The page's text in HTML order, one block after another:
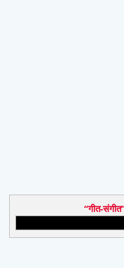
गीत-संगीत